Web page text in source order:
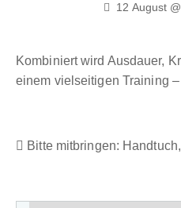
12 August
Kombiniert wird Ausdauer,
einem vielseitigen Training
Bitte mitbringen: